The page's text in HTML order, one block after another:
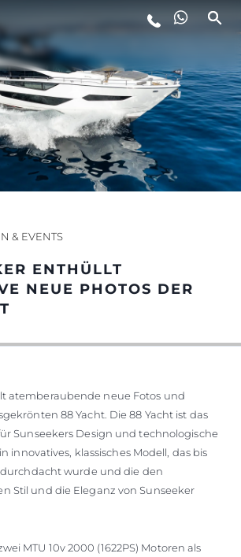
LIFESTYLE
INNOVATION
DIE FIRMA
DAS TEAM
GESCHICHTE
SIE IHR BOOT
& EVENTS
ENTHÜLLT
NEUE PHOTOS DER
atemberaubende neue Fotos und
88 Yacht. Die 88 Yacht ist das
Sunseekers Design und technologische
innovatives, klassisches Modell, das bis
wurde und die den
Stil und die Eleganz von Sunseeker
MTU 10v 2000 (1622PS) Motoren als